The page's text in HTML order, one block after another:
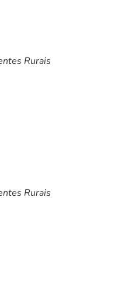
Rurais
Rurais